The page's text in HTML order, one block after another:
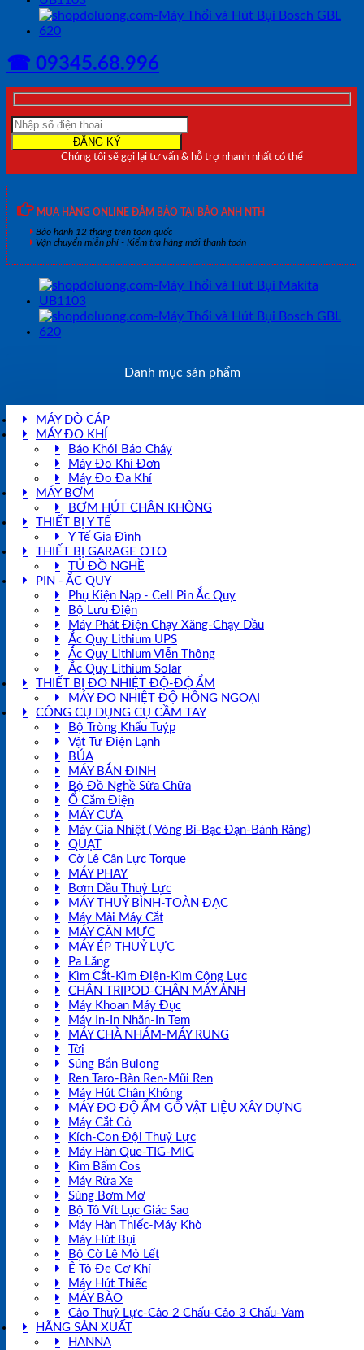
☎ 09345.68.996
Chúng tôi sẽ gọi lại tư vấn & hỗ trợ nhanh nhất có thể
MUA HÀNG ONLINE ĐẢM BẢO TẠI BẢO ANH NTH
Bảo hành 12 tháng trên toàn quốc
Vận chuyển miễn phí - Kiểm tra hàng mới thanh toán
Danh mục sản phẩm
MÁY DÒ CÁP
MÁY ĐO KHÍ
Báo Khói Báo Cháy
Máy Đo Khí Đơn
Máy Đo Đa Khí
MÁY BƠM
BƠM HÚT CHÂN KHÔNG
THIẾT BỊ Y TẾ
Y Tế Gia Đình
THIẾT BỊ GARAGE OTO
TỦ ĐỒ NGHỀ
PIN - ẮC QUY
Phụ Kiện Nạp - Cell Pin Ắc Quy
Bộ Lưu Điện
Máy Phát Điện Chạy Xăng-Chạy Dầu
Ắc Quy Lithium UPS
Ắc Quy Lithium Viễn Thông
Ắc Quy Lithium Solar
THIẾT BỊ ĐO NHIỆT ĐỘ-ĐỘ ẨM
MÁY ĐO NHIỆT ĐỘ HỒNG NGOẠI
CÔNG CỤ DỤNG CỤ CẦM TAY
Bộ Tròng Khẩu Tuýp
Vật Tư Điện Lạnh
BÚA
MÁY BẮN ĐINH
Bộ Đồ Nghề Sửa Chữa
Ổ Cắm Điện
MÁY CƯA
Máy Gia Nhiệt ( Vòng Bi-Bạc Đạn-Bánh Răng)
QUẠT
Cờ Lê Cân Lực Torque
MÁY PHAY
Bơm Dầu Thuỷ Lực
MÁY THUỶ BÌNH-TOÀN ĐẠC
Máy Mài Máy Cắt
MÁY CÂN MỰC
MÁY ÉP THUỶ LỰC
Pa Lăng
Kìm Cắt-Kìm Điện-Kìm Cộng Lực
CHÂN TRIPOD-CHÂN MÁY ẢNH
Máy Khoan Máy Đục
Máy In-In Nhãn-In Tem
MÁY CHÀ NHÁM-MÁY RUNG
Tời
Súng Bắn Bulong
Ren Taro-Bàn Ren-Mũi Ren
Máy Hút Chân Không
MÁY ĐO ĐỘ ẨM GỖ VẬT LIỆU XÂY DỰNG
Máy Cắt Cỏ
Kích-Con Đội Thuỷ Lực
Máy Hàn Que-TIG-MIG
Kìm Bấm Cos
Máy Rửa Xe
Súng Bơm Mỡ
Bộ Tô Vít Lục Giác Sao
Máy Hàn Thiếc-Máy Khò
Máy Hút Bụi
Bộ Cờ Lê Mỏ Lết
Ê Tô Đe Cơ Khí
Máy Hút Thiếc
MÁY BÀO
Cảo Thuỷ Lực-Cảo 2 Chấu-Cảo 3 Chấu-Vam
HÃNG SẢN XUẤT
HANNA